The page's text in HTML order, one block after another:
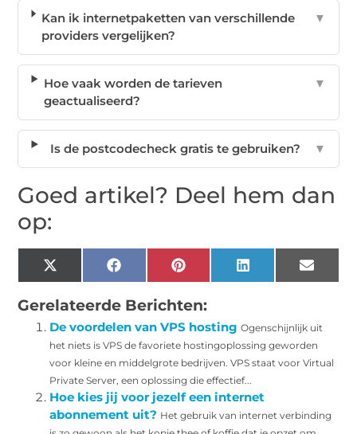
Kan ik internetpaketten van verschillende
providers vergelijken?
▼
Hoe vaak worden de tarieven
geactualiseerd?
▼
Is de postcodecheck gratis te gebruiken? ▼
Goed artikel? Deel hem dan
op:
X
(Twitter)
Facebook Pinterest LinkedIn Email
Gerelateerde Berichten:
De voordelen van VPS hosting Ogenschijnlijk uit
het niets is VPS de favoriete hostingoplossing geworden
voor kleine en middelgrote bedrijven. VPS staat voor Virtual
Private Server, een oplossing die effectief...
Hoe kies jij voor jezelf een internet
abonnement uit? Het gebruik van internet verbinding